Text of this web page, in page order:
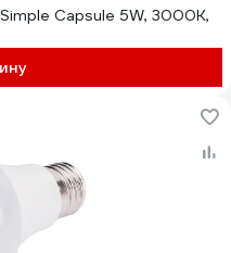
Capsule 5W, 3000K,